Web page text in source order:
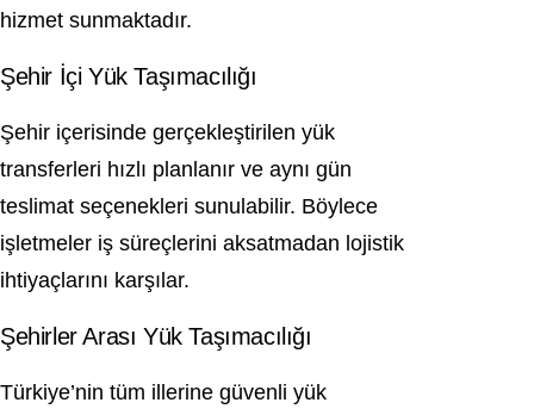
hizmet sunmaktadır.
Şehir İçi Yük Taşımacılığı
Şehir içerisinde gerçekleştirilen yük
transferleri hızlı planlanır ve aynı gün
teslimat seçenekleri sunulabilir. Böylece
işletmeler iş süreçlerini aksatmadan lojistik
ihtiyaçlarını karşılar.
Şehirler Arası Yük Taşımacılığı
Türkiye’nin tüm illerine güvenli yük